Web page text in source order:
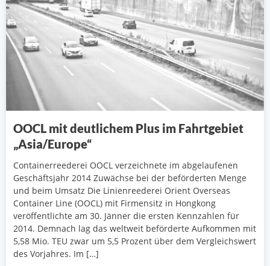
OOCL mit deutlichem Plus im Fahrtgebiet
„Asia/Europe“
Containerreederei OOCL verzeichnete im abgelaufenen
Geschäftsjahr 2014 Zuwächse bei der beförderten Menge
und beim Umsatz Die Linienreederei Orient Overseas
Container Line (OOCL) mit Firmensitz in Hongkong
veröffentlichte am 30. Jänner die ersten Kennzahlen für
2014. Demnach lag das weltweit beförderte Aufkommen mit
5,58 Mio. TEU zwar um 5,5 Prozent über dem Vergleichswert
des Vorjahres. Im […]